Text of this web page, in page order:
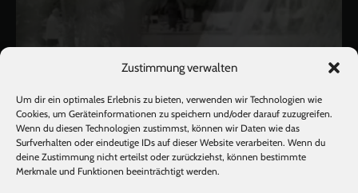
Zustimmung verwalten
Um dir ein optimales Erlebnis zu bieten, verwenden wir Technologien wie
Cookies, um Geräteinformationen zu speichern und/oder darauf zuzugreifen.
Wenn du diesen Technologien zustimmst, können wir Daten wie das
Surfverhalten oder eindeutige IDs auf dieser Website verarbeiten. Wenn du
deine Zustimmung nicht erteilst oder zurückziehst, können bestimmte
Merkmale und Funktionen beeinträchtigt werden.
Mehr laden Auf Instagram folgen